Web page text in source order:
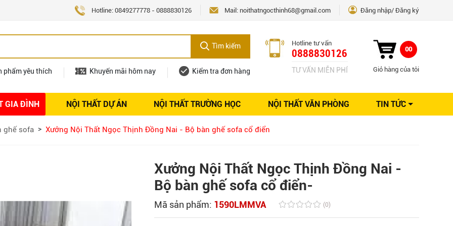
Hotline: 0849277778 - 0888830126 Mail: noithatngocthinh68@gmail.com Đăng nhập Đăng ký
Tìm kiếm
phẩm yêu thích Khuyến mãi hôm nay Kiểm tra đơn hàng
Hotline tư vấn
0888830126
TƯ VẤN MIỄN PHÍ
00
Giỏ hàng của tôi
GIA ĐÌNH NỘI THẤT DỰ ÁN NỘI THẤT TRƯỜNG HỌC NỘI THẤT VĂN PHÒNG TIN TỨC
thất Tuyển dụng
Giải pháp thiết kế
ghế sofa Xưởng Nội Thất Ngọc Thịnh Đồng Nai - Bộ bàn ghế sofa cổ điển
Xưởng Nội Thất Ngọc Thịnh Đồng Nai -
Bộ bàn ghế sofa cổ điển-
Mã sản phẩm: 1590LMMVA (0)